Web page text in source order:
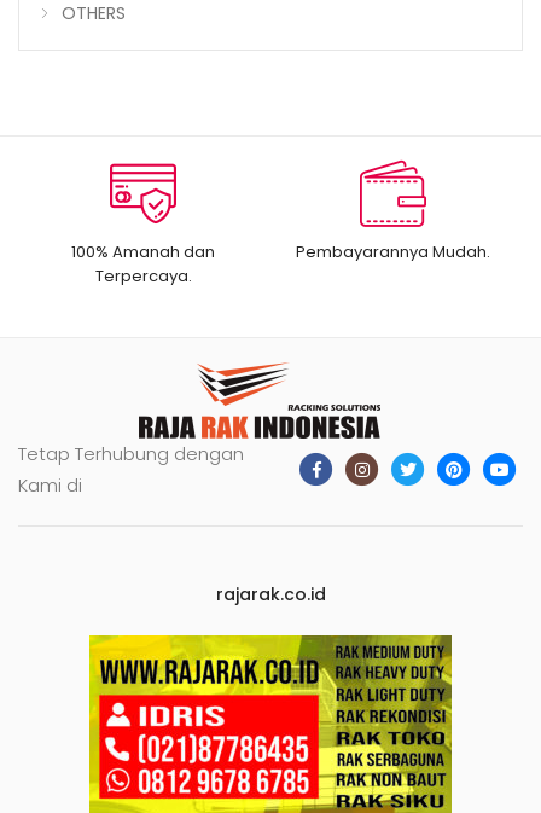
OTHERS
100% Amanah dan
Terpercaya.
Pembayarannya Mudah.
Tetap Terhubung dengan
Kami di
rajarak.co.id